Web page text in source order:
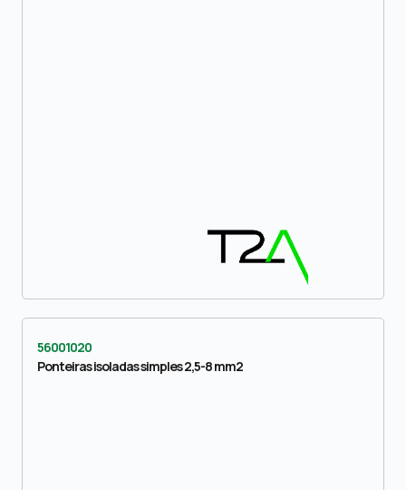
56001020
Ponteiras isoladas simples 2,5-8 mm2